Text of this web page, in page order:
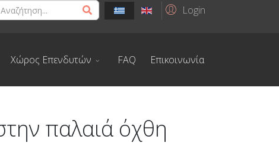
Login
Χώρος Επενδυτών FAQ Επικοινωνία
παλαιά όχθη